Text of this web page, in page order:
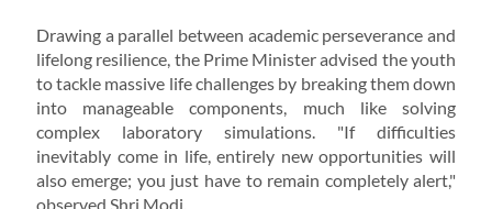
Drawing a parallel between academic perseverance and
lifelong resilience, the Prime Minister advised the youth
to tackle massive life challenges by breaking them down
into manageable components, much like solving
complex laboratory simulations. "If difficulties
inevitably come in life, entirely new opportunities will
also emerge; you just have to remain completely alert,"
observed Shri Modi.